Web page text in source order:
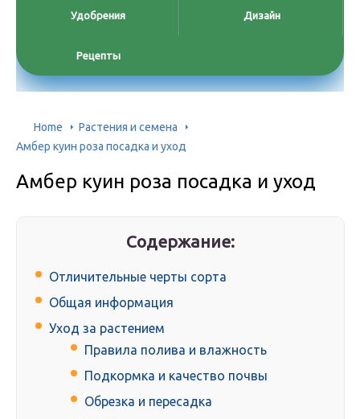
Удобрения Дизайн
Рецепты
Home
Растения и семена
Амбер куин роза посадка и уход
Амбер куин роза посадка и уход
Содержание:
Отличительные черты сорта
Общая информация
Уход за растением
Правила полива и влажность
Подкормка и качество почвы
Обрезка и пересадка